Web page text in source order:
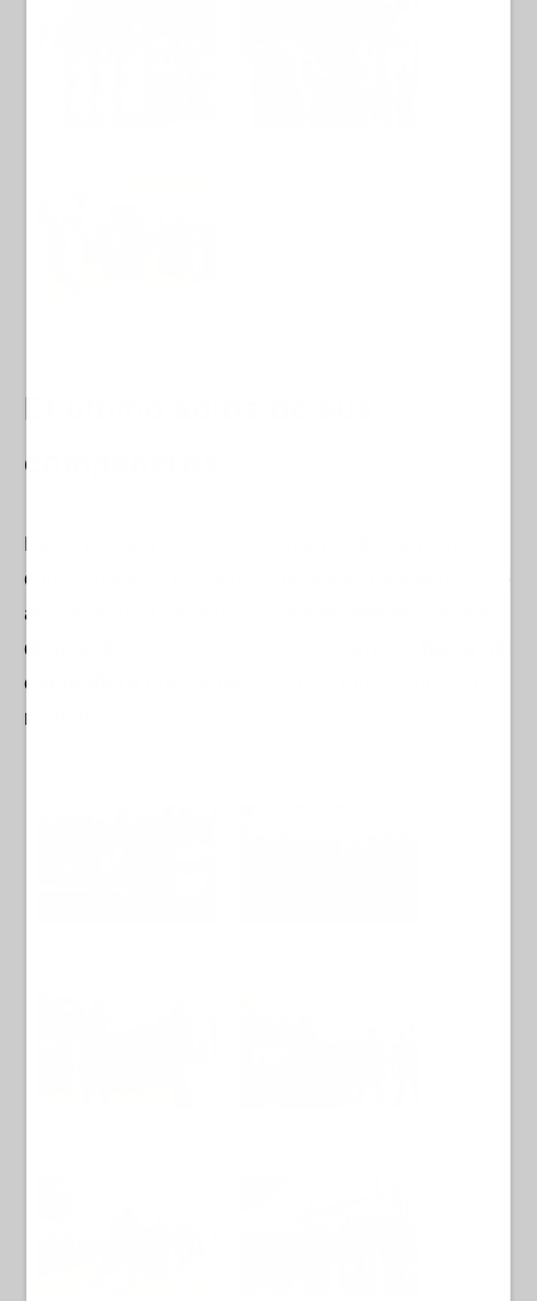
El último adiós de sus
compañeros
La conclusión de la ceremonia resultó tan emotiva
como su inicio. El silencio, la disciplina y el respeto
acompañaron cada uno de los momentos finales
de una despedida marcada por el
compañero
resto de integrantes del Tercio.